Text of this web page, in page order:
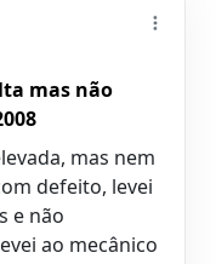
mas não
mas nem
defeito, levei
e não
ao mecânico